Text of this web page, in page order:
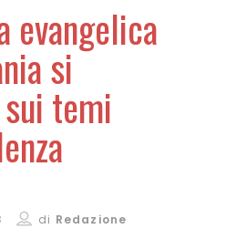
evangelica
si
temi
di Redazione